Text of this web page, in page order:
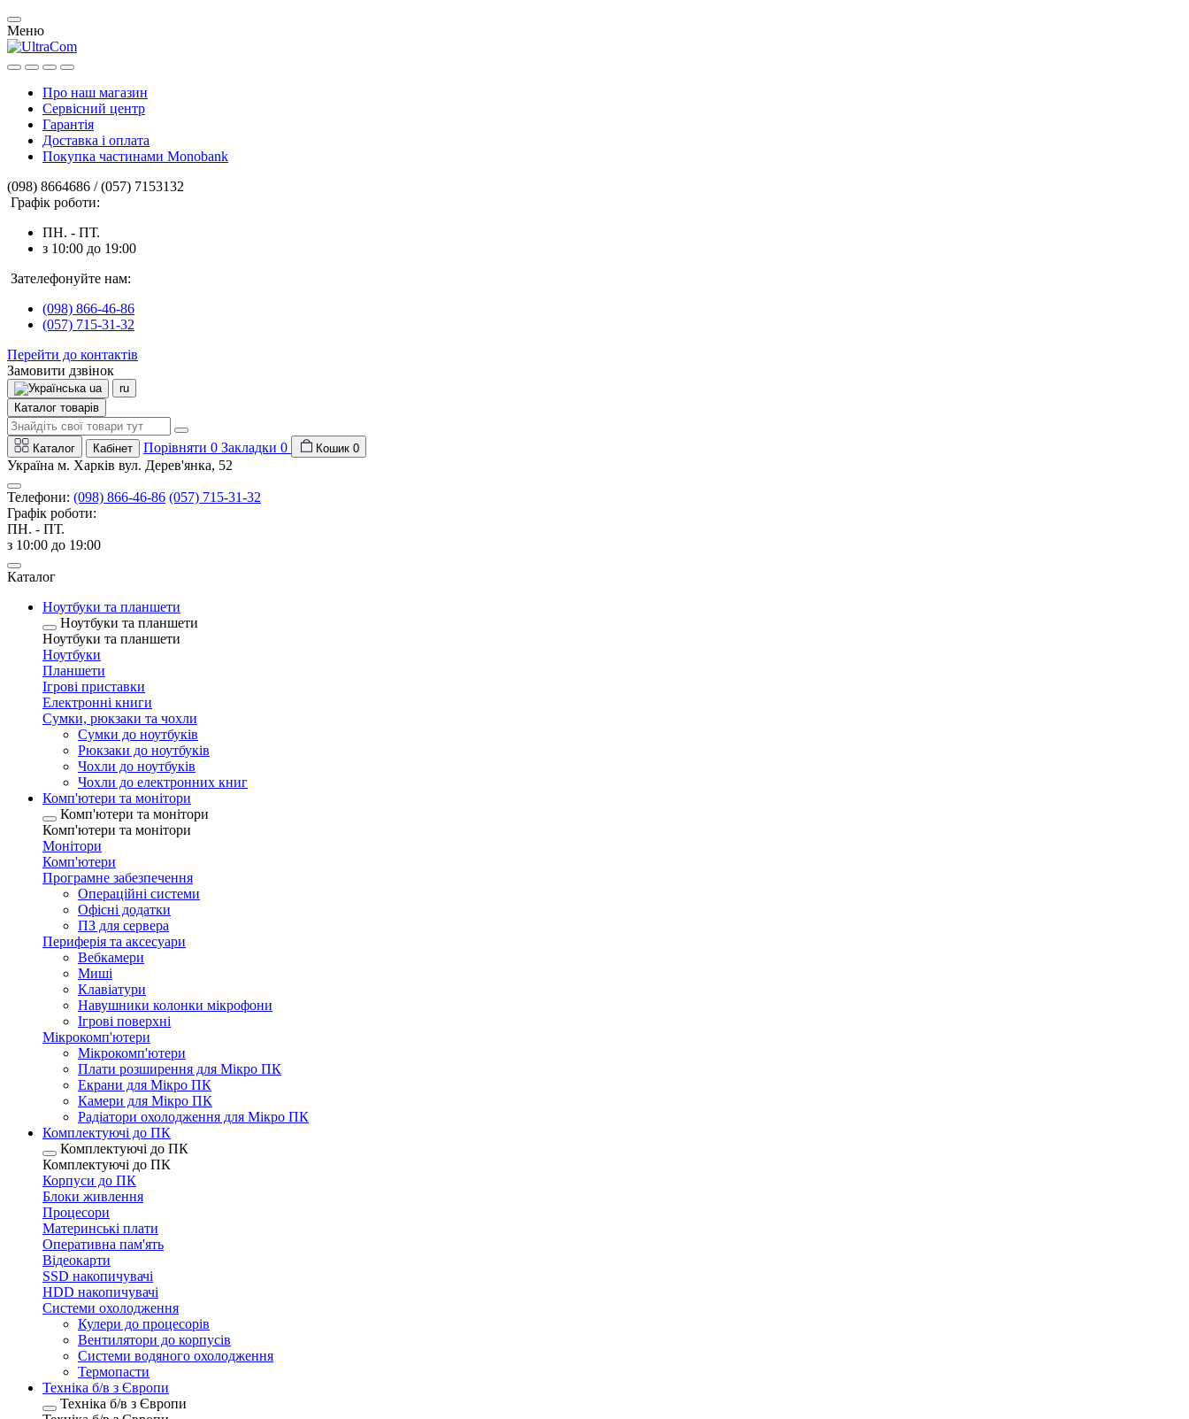
Меню
Про наш магазин
Сервісний центр
Гарантія
Доставка і оплата
Покупка частинами Monobank
(098) 8664686 / (057) 7153132
Графік роботи:
ПН. - ПТ.
з 10:00 до 19:00
Зателефонуйте нам:
(098) 866-46-86
(057) 715-31-32
Перейти до контактів
Замовити дзвінок
ua
ru
Каталог товарів
Каталог Кабінет Порівняти 0 Закладки 0 Кошик 0
Україна м. Харків вул. Дерев'янка, 52
Телефони: (098) 866-46-86 (057) 715-31-32
Графік роботи:
ПН. - ПТ.
з 10:00 до 19:00
Каталог
Ноутбуки та планшети
Ноутбуки та планшети
Ноутбуки та планшети
Ноутбуки
Планшети
Ігрові приставки
Електронні книги
Сумки, рюкзаки та чохли
Сумки до ноутбуків
Рюкзаки до ноутбуків
Чохли до ноутбуків
Чохли до електронних книг
Комп'ютери та монітори
Комп'ютери та монітори
Комп'ютери та монітори
Монітори
Комп'ютери
Програмне забезпечення
Операційні системи
Офісні додатки
ПЗ для сервера
Периферія та аксесуари
Вебкамери
Миші
Клавіатури
Навушники колонки мікрофони
Ігрові поверхні
Мікрокомп'ютери
Мікрокомп'ютери
Плати розширення для Мікро ПК
Екрани для Мікро ПК
Камери для Мікро ПК
Радіатори охолодження для Мікро ПК
Комплектуючі до ПК
Комплектуючі до ПК
Комплектуючі до ПК
Корпуси до ПК
Блоки живлення
Процесори
Материнські плати
Оперативна пам'ять
Відеокарти
SSD накопичувачі
HDD накопичувачі
Системи охолодження
Кулери до процесорів
Вентилятори до корпусів
Системи водяного охолодження
Термопасти
Техніка б/в з Європи
Техніка б/в з Європи